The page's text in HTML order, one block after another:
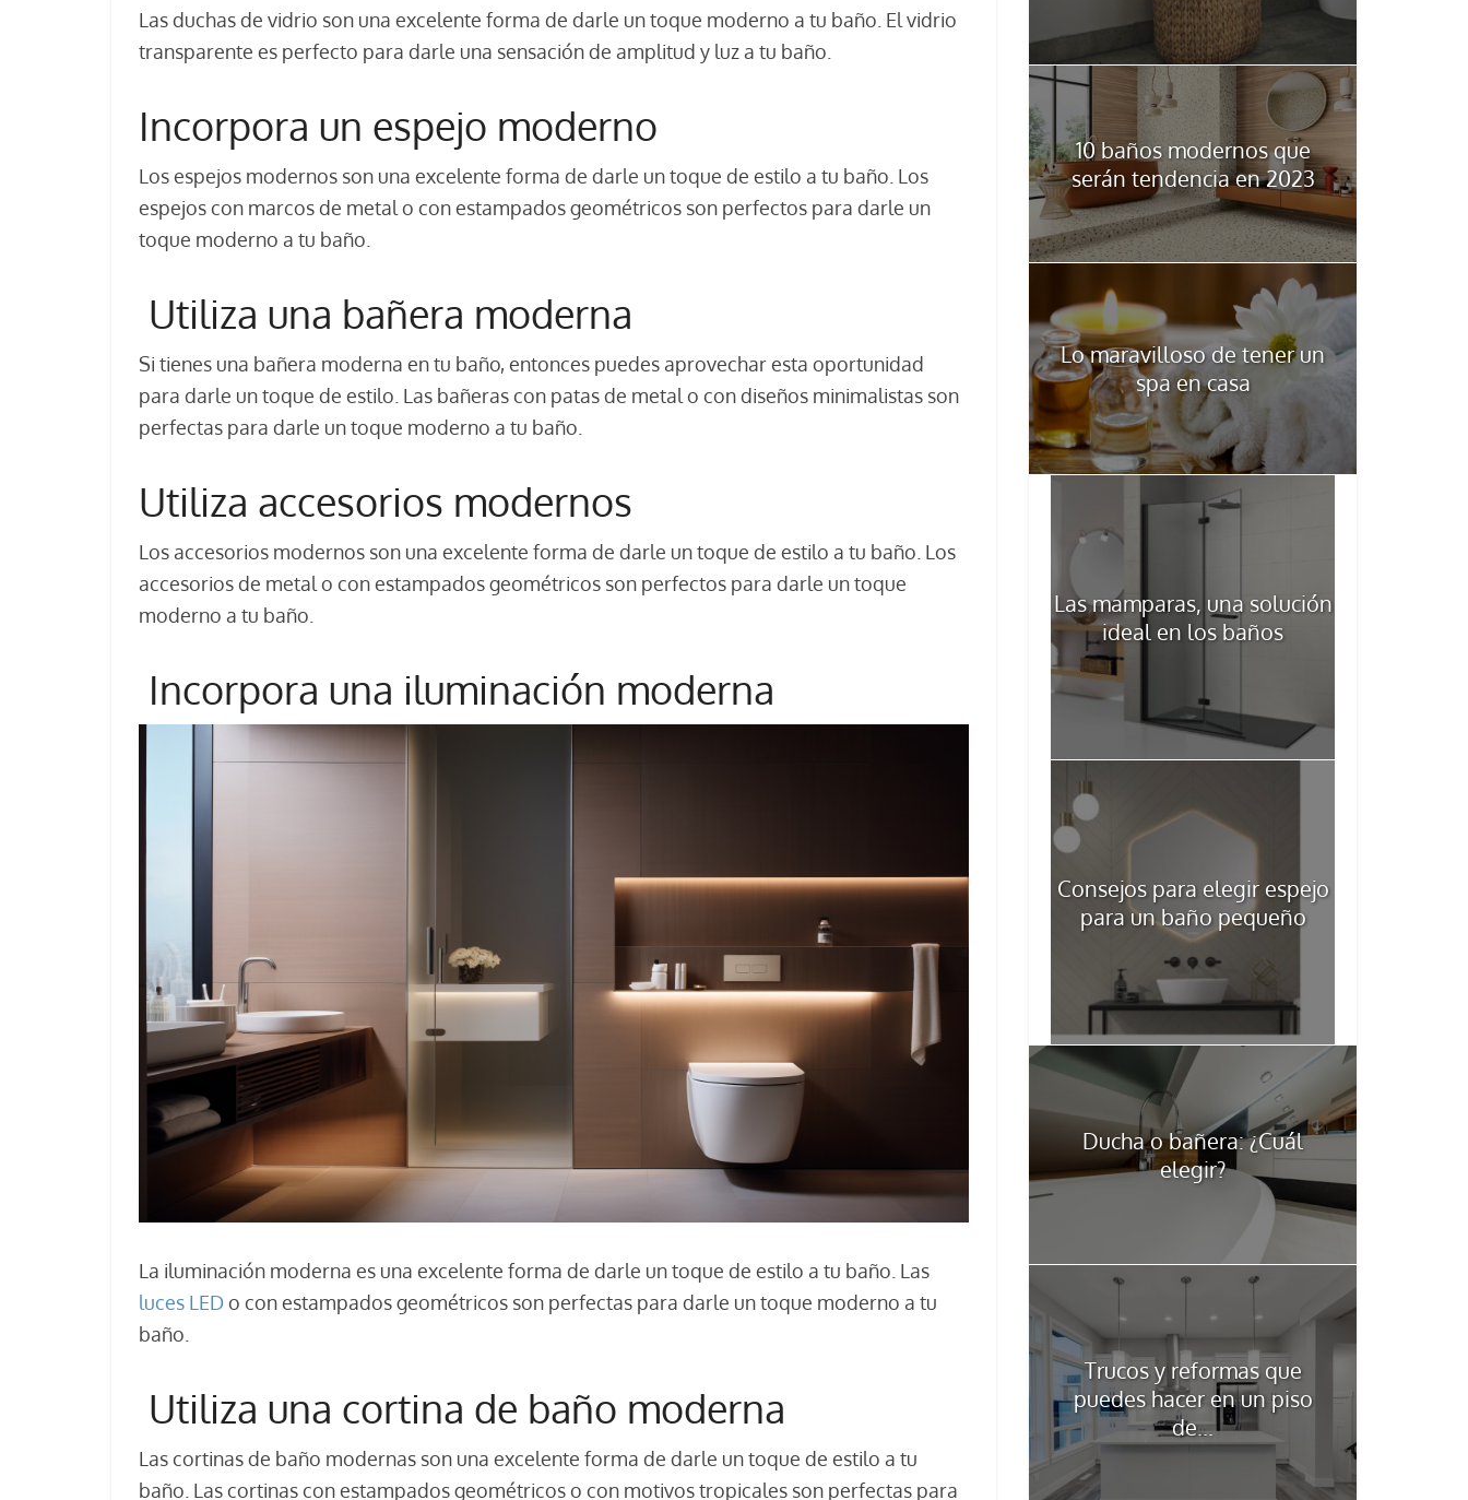
Las duchas de vidrio son una excelente forma de darle un toque moderno a tu baño. El vidrio
transparente es perfecto para darle una sensación de amplitud y luz a tu baño.
Incorpora un espejo moderno
Los espejos modernos son una excelente forma de darle un toque de estilo a tu baño. Los
espejos con marcos de metal o con estampados geométricos son perfectos para darle un
toque moderno a tu baño.
Utiliza una bañera moderna
Si tienes una bañera moderna en tu baño, entonces puedes aprovechar esta oportunidad
para darle un toque de estilo. Las bañeras con patas de metal o con diseños minimalistas son
perfectas para darle un toque moderno a tu baño.
Utiliza accesorios modernos
Los accesorios modernos son una excelente forma de darle un toque de estilo a tu baño. Los
accesorios de metal o con estampados geométricos son perfectos para darle un toque
moderno a tu baño.
Incorpora una iluminación moderna
La iluminación moderna es una excelente forma de darle un toque de estilo a tu baño. Las
luces LEDo con estampados geométricos son perfectas para darle un toque moderno a tu
baño.
Utiliza una cortina de baño moderna
Las cortinas de baño modernas son una excelente forma de darle un toque de estilo a tu
baño. Las cortinas con estampados geométricos o con motivos tropicales son perfectas para
10 baños modernos que
serán tendencia en 2023
Lo maravilloso de tener un
spa en casa
Las mamparas, una solución
ideal en los baños
Consejos para elegir espejo
para un baño pequeño
Ducha o bañera: ¿Cuál
elegir?
Trucos y reformas que
puedes hacer en un piso
de...